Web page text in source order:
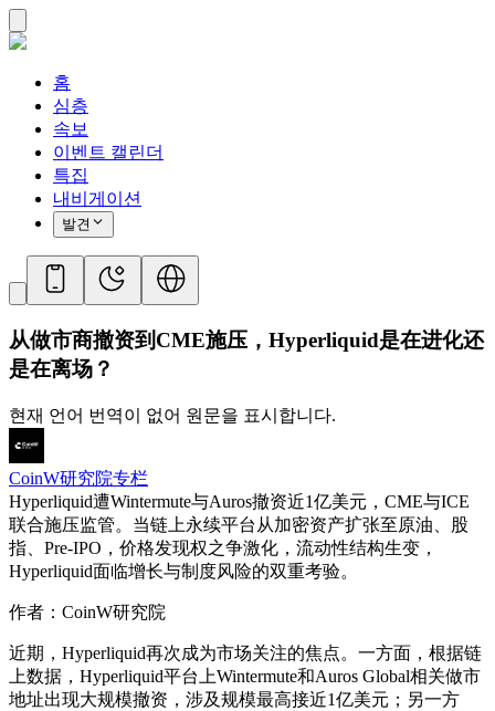
홈
심층
속보
이벤트 캘린더
특집
내비게이션
발견
从做市商撤资到CME施压，Hyperliquid是在进化还
是在离场？
현재 언어 번역이 없어 원문을 표시합니다.
CoinW研究院专栏
Hyperliquid遭Wintermute与Auros撤资近1亿美元，CME与ICE
联合施压监管。当链上永续平台从加密资产扩张至原油、股
指、Pre-IPO，价格发现权之争激化，流动性结构生变，
Hyperliquid面临增长与制度风险的双重考验。
作者：CoinW研究院
近期，Hyperliquid再次成为市场关注的焦点。一方面，根据链
上数据，Hyperliquid平台上Wintermute和Auros Global相关做市
地址出现大规模撤资，涉及规模最高接近1亿美元；另一方